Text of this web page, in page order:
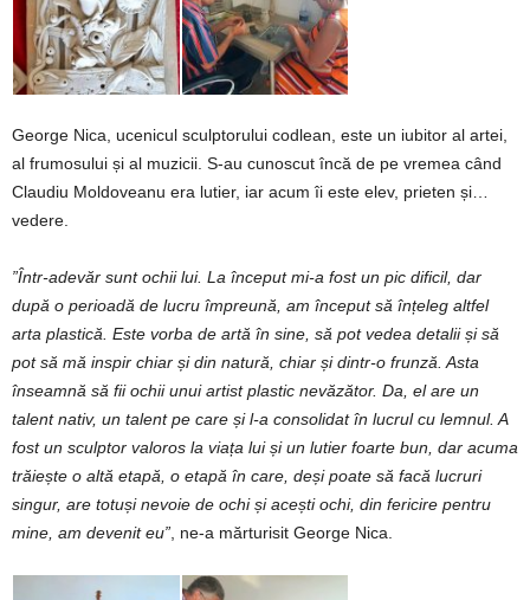
George Nica, ucenicul sculptorului codlean, este un iubitor al artei,
al frumosului și al muzicii. S-au cunoscut încă de pe vremea când
Claudiu Moldoveanu era lutier, iar acum îi este elev, prieten și…
vedere.
”Într-adevăr suntochiilui. La începutmi-a fostun pic dificil, dar
după o perioadă de lucru împreună, am începutsă înțeleg altfel
arta plastică. Este vorba de artă în sine, să potvedea detaliișisă
potsă mă inspir chiar șidin natură, chiar și dintr-o frunză. Asta
înseamnă să fiiochiiunuiartistplastic nevăzător. Da, elare un
talentnativ, un talentpe care șil-a consolidatîn lucrulcu lemnul.A
fostun sculptor valoros la viața luișiun lutier foarte bun, dar acuma
trăiește o altă etapă, o etapă în care, deșipoate să facă lucruri
singur, are totușinevoie de ochișiaceștiochi, din fericire pentru
mine, am deveniteu”, ne-a mărturisit George Nica.